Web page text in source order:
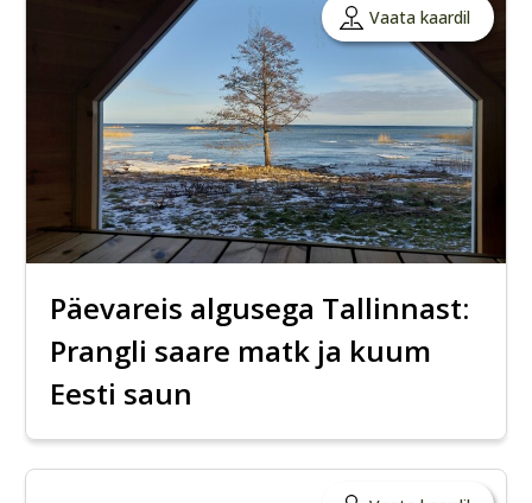
Vaata kaardil
Päevareis algusega Tallinnast:
Prangli saare matk ja kuum
Eesti saun